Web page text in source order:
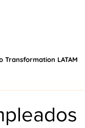
Transformation LATAM